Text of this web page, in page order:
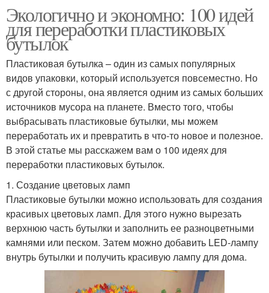
Экологично и экономно: 100 идей
для переработки пластиковых
бутылок
Пластиковая бутылка – один из самых популярных
видов упаковки, который используется повсеместно. Но
с другой стороны, она является одним из самых больших
источников мусора на планете. Вместо того, чтобы
выбрасывать пластиковые бутылки, мы можем
переработать их и превратить в что-то новое и полезное.
В этой статье мы расскажем вам о 100 идеях для
переработки пластиковых бутылок.
1. Создание цветовых ламп
Пластиковые бутылки можно использовать для создания
красивых цветовых ламп. Для этого нужно вырезать
верхнюю часть бутылки и заполнить ее разноцветными
камнями или песком. Затем можно добавить LED-лампу
внутрь бутылки и получить красивую лампу для дома.